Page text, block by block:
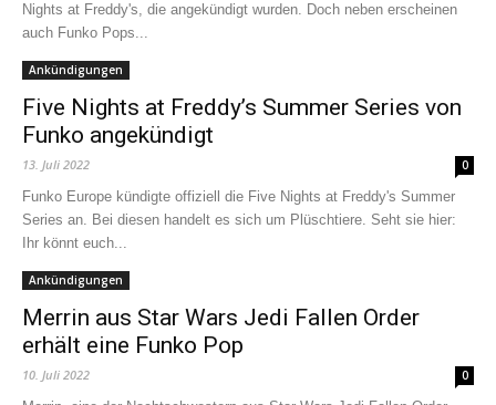
Nights at Freddy's, die angekündigt wurden. Doch neben erscheinen
auch Funko Pops...
Ankündigungen
Five Nights at Freddy’s Summer Series von
Funko angekündigt
13. Juli 2022 0
Funko Europe kündigte offiziell die Five Nights at Freddy's Summer
Series an. Bei diesen handelt es sich um Plüschtiere. Seht sie hier:
Ihr könnt euch...
Ankündigungen
Merrin aus Star Wars Jedi Fallen Order
erhält eine Funko Pop
10. Juli 2022 0